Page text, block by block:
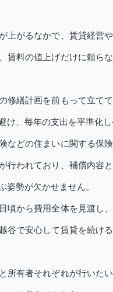
上がるなかで、賃貸経営
賃料の値上げだけに頼ら
修繕計画を前もって立て
け、毎年の支出を平準化し
などの住まいに関する保
行われており、補償内容
姿勢が欠かせません。
頃から費用全体を見渡し
谷で安心して賃貸を続け
所有者それぞれが行いた